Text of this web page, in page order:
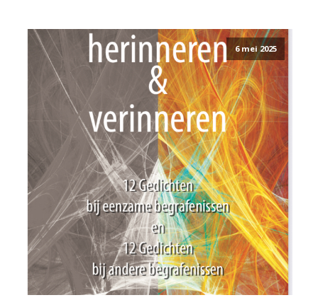
6 mei 2025